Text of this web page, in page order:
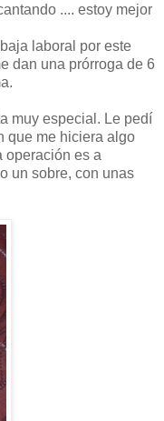
.... estoy mejor
laboral por este
dan una prórroga de 6
muy especial. Le pedí
que me hiciera algo
operación es a
un sobre, con unas